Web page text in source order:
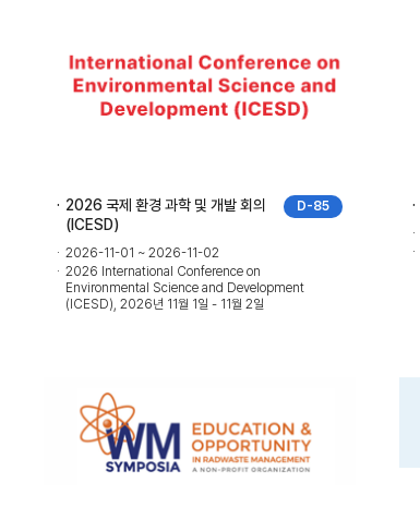
D-85
2026 국제 환경 과학 및 개발 회의
(ICESD)
2026-11-01 ~ 2026-11-02
2026 International Conference on
Environmental Science and Development
(ICESD), 2026년 11월 1일 - 11월 2일